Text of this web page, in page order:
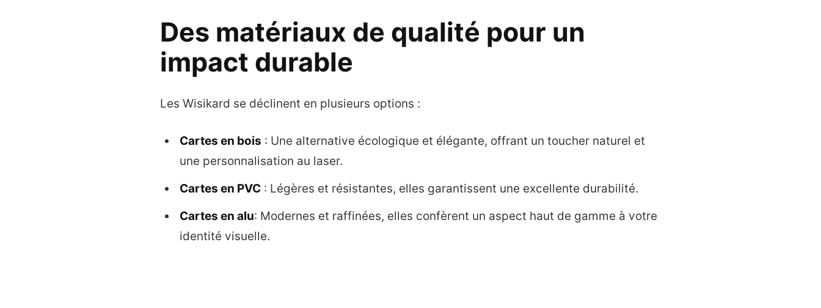
Des matériaux de qualité pour un
impact durable
Les Wisikard se déclinent en plusieurs options :
Cartes en bois : Une alternative écologique et élégante, offrant un toucher naturel et
une personnalisation au laser.
Cartes en PVC : Légères et résistantes, elles garantissent une excellente durabilité.
Cartes en alu: Modernes et raffinées, elles confèrent un aspect haut de gamme à votre
identité visuelle.